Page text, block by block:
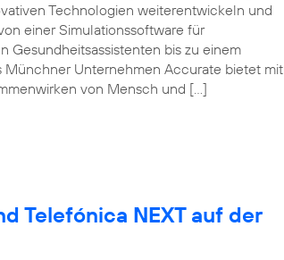
Technologien weiterentwickeln und
einer Simulationssoftware für
Gesundheitsassistenten bis zu einem
Münchner Unternehmen Accurate bietet mit
von Mensch und […]
Telefónica NEXT auf der